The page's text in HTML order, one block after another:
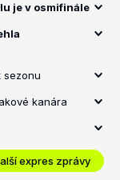
je v osmifinále
sezonu
kanára
expres zprávy